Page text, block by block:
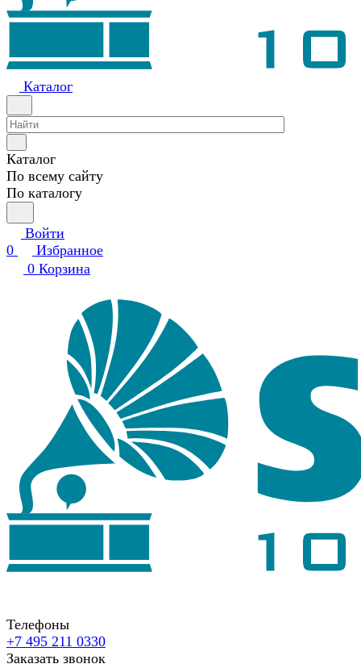
Каталог
Каталог
По всему сайту
По каталогу
Войти
0
Избранное
0 Корзина
Телефоны
+7 495 211 0330
Заказать звонок